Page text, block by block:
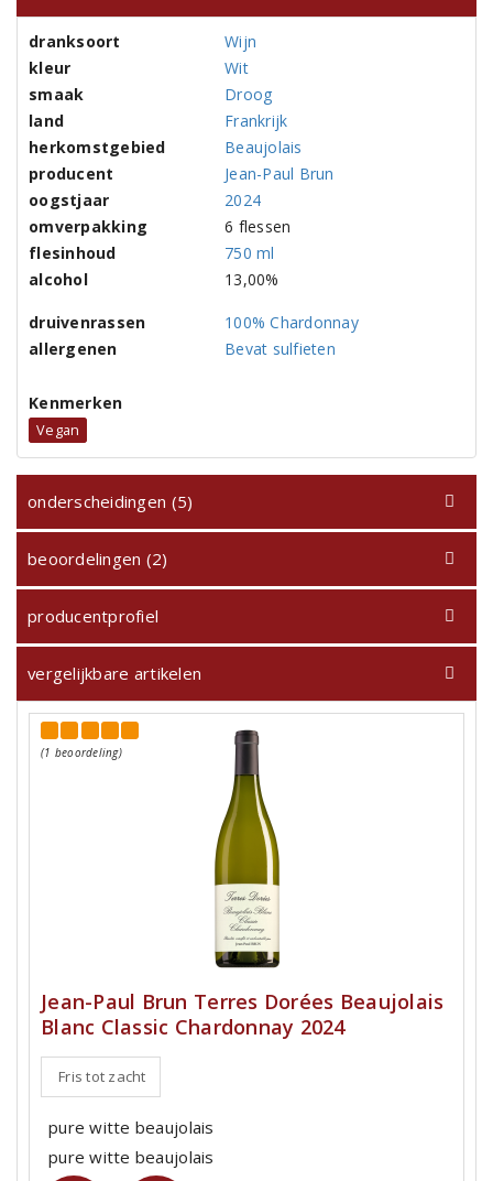
dranksoort
Wijn
kleur
Wit
smaak
Droog
land
Frankrijk
herkomstgebied
Beaujolais
producent
Jean-Paul Brun
oogstjaar
2024
omverpakking
6 flessen
flesinhoud
750 ml
alcohol
13,00%
druivenrassen
100% Chardonnay
allergenen
Bevat sulfieten
Kenmerken
Vegan
onderscheidingen (5)
beoordelingen (2)
producentprofiel
vergelijkbare artikelen
(1 beoordeling)
Jean-Paul Brun Terres Dorées Beaujolais
Blanc Classic Chardonnay 2024
Fris tot zacht
pure witte beaujolais
pure witte beaujolais